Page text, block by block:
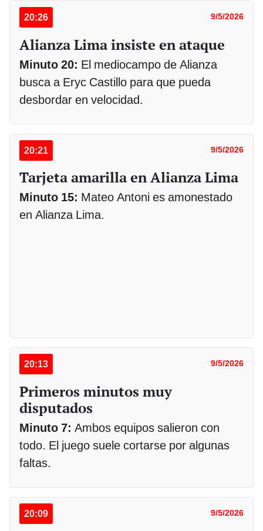
20:26 9/5/2026
Alianza Lima insiste en ataque
Minuto 20: El mediocampo de Alianza
busca a Eryc Castillo para que pueda
desbordar en velocidad.
20:21 9/5/2026
Tarjeta amarilla en Alianza Lima
Minuto 15: Mateo Antoni es amonestado
en Alianza Lima.
20:13 9/5/2026
Primeros minutos muy
disputados
Minuto 7: Ambos equipos salieron con
todo. El juego suele cortarse por algunas
faltas.
20:09 9/5/2026